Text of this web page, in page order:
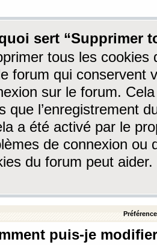
sert “Supprimer
tous les cookies
forum qui conservent
sur le forum.
que l’enregistrement
a été activé par le
de connexion ou
du forum peut aider.
puis-je